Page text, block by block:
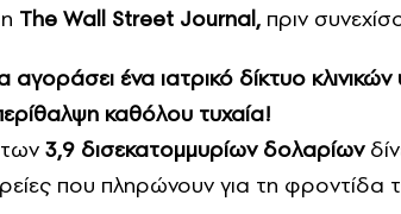
The Wall Street Journal, πριν
ένα ιατρικό δίκτυο κλινικών
καθόλου τυχαία!
3,9 δισεκατομμυρίων δολαρίων
που πληρώνουν για τη φροντίδα